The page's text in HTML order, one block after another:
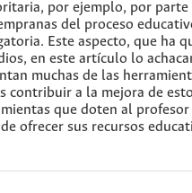
por ejemplo, por parte
del proceso
Este aspecto, que ha
en este artículo lo
muchas de las
contribuir a la mejora de
que doten al
ofrecer sus recursos